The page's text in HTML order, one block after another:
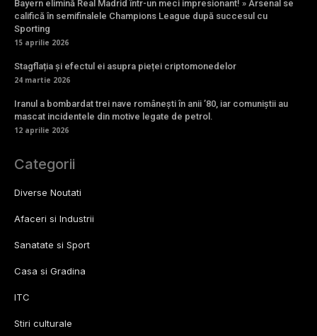
Bayern elimină Real Madrid într-un meci impresionant! » Arsenal se
califică în semifinalele Champions League după succesul cu
Sporting
15 aprilie 2026
Stagflația și efectul ei asupra pieței criptomonedelor
24 martie 2026
Iranul a bombardat trei nave românești în anii ’80, iar comuniștii au
mascat incidentele din motive legate de petrol.
12 aprilie 2026
Categorii
Diverse Noutati
Afaceri si Industrii
Sanatate si Sport
Casa si Gradina
ITC
Stiri culturale